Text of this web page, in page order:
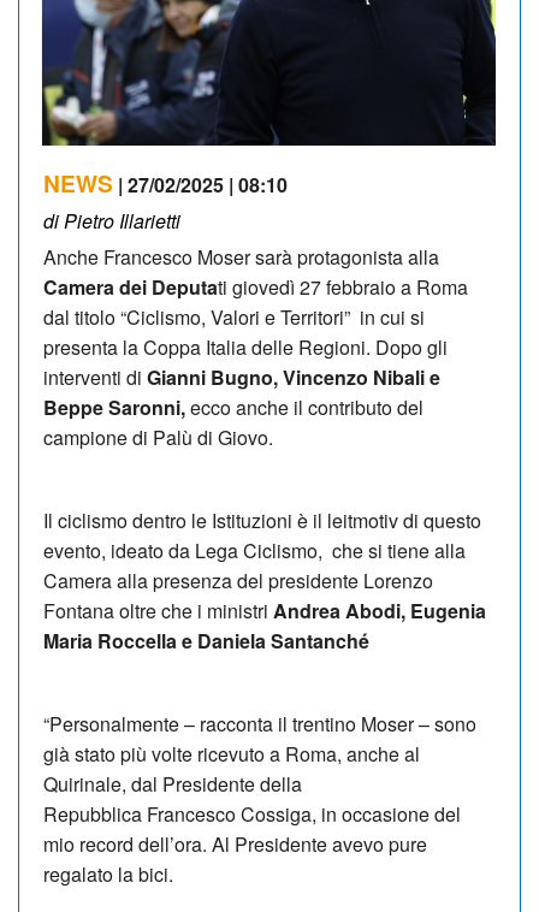
NEWS | 27/02/2025 | 08:10
di Pietro Illarietti
Anche Francesco Moser sarà protagonista alla
Camera dei Deputati giovedì 27 febbraio a Roma
dal titolo “Ciclismo, Valori e Territori” in cui si
presenta la Coppa Italia delle Regioni. Dopo gli
interventi di Gianni Bugno, Vincenzo Nibali e
Beppe Saronni,ecco anche il contributo del
campione di Palù di Giovo.
Il ciclismo dentro le Istituzioni è il leitmotiv di questo
evento, ideato da Lega Ciclismo, che si tiene alla
Camera alla presenza del presidente Lorenzo
Fontana oltre che i ministri Andrea Abodi, Eugenia
Maria Roccella e Daniela Santanché
“Personalmente – racconta il trentino Moser – sono
già stato più volte ricevuto a Roma, anche al
Quirinale, dal Presidente della
Repubblica Francesco Cossiga, in occasione del
mio record dell’ora. Al Presidente avevo pure
regalato la bici.